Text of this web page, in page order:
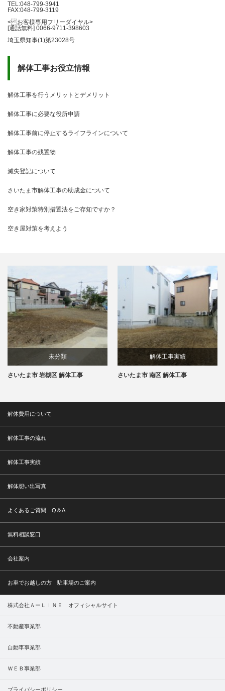
TEL:048-799-3941
FAX:048-799-3119
< お客様専用フリーダイヤル>
[通話無料] 0066-9711-398603
埼玉県知事(1)第23028号
解体工事お役立情報
解体工事を行うメリットとデメリット
解体工事に必要な役所申請
解体工事前に停止するライフラインについて
解体工事の残置物
滅失登記について
さいたま市解体工事の助成金について
空き家対策特別措置法をご存知ですか？
空き屋対策を考えよう
未分類
解体工事実績
さいたま市 岩槻区 解体工事
解体工事実績
さいたま市 南区 解体工事
解体費用について
解体工事の流れ
解体工事実績
解体想い出写真
よくあるご質問 Q＆A
無料相談窓口
会社案内
お車でお越しの方 駐車場のご案内
株式会社ＡーＬＩＮＥ オフィシャルサイト
不動産事業部
自動車事業部
ＷＥＢ事業部
プライバシーポリシー